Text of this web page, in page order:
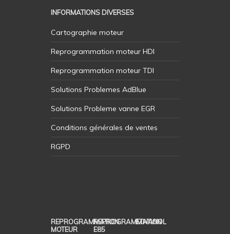
INFORMATIONS DIVERSES
Cartographie moteur
Reprogrammation moteur HDI
Reprogrammation moteur TDI
Solutions Problemes AdBlue
Solutions Probleme vanne EGR
Conditions générales de ventes
RGPD
REPROGRAMMATION
MOTEUR
REPROGRAMMATION
E85
ETHANOL